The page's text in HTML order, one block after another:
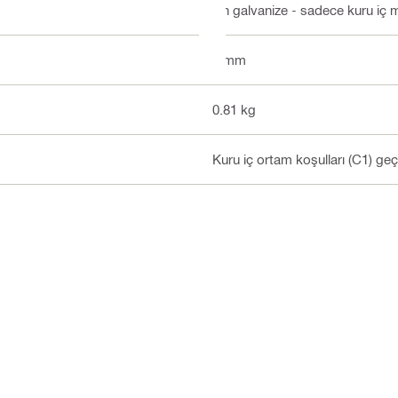
Ön galvanize - sadece kuru iç
4 mm
0.81 kg
Kuru iç ortam koşulları (C1)